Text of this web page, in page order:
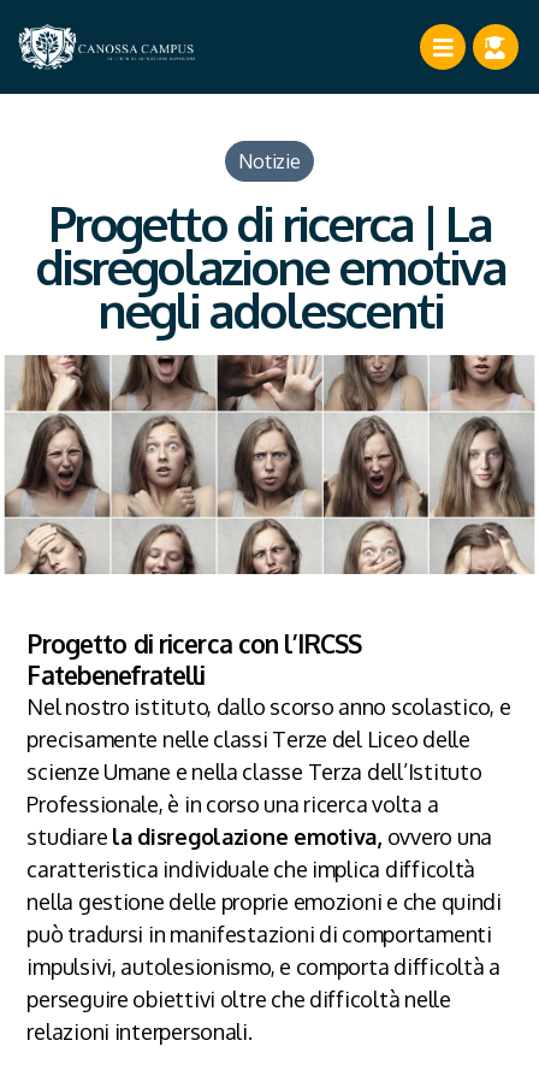
Notizie
Progetto di ricerca | La
disregolazione emotiva
negli adolescenti
Progetto di ricerca con l’IRCSS
Fatebenefratelli
Nel nostro istituto, dallo scorso anno scolastico, e
precisamente nelle classi Terze del Liceo delle
scienze Umane e nella classe Terza dell’Istituto
Professionale, è in corso una ricerca volta a
studiare la disregolazione emotiva, ovvero una
caratteristica individuale che implica difficoltà
nella gestione delle proprie emozioni e che quindi
può tradursi in manifestazioni di comportamenti
impulsivi, autolesionismo, e comporta difficoltà a
perseguire obiettivi oltre che difficoltà nelle
relazioni interpersonali.